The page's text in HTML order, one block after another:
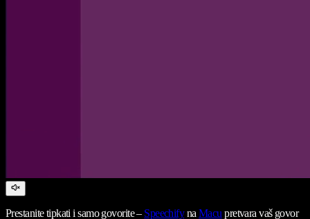
Prestanite tipkati i samo govorite – SpeechifynaMacu pretvara vaš govor